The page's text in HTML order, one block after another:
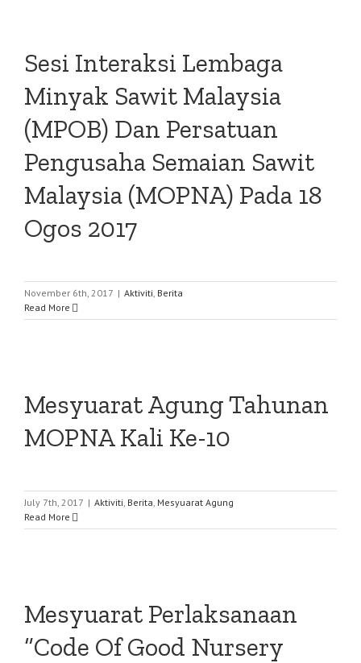
Sesi Interaksi Lembaga
Minyak Sawit Malaysia
(MPOB) Dan Persatuan
Pengusaha Semaian Sawit
Malaysia (MOPNA) Pada 18
Ogos 2017
November 6th, 2017 | Aktiviti, Berita
Read More
Mesyuarat Agung Tahunan
MOPNA Kali Ke-10
July 7th, 2017 | Aktiviti, Berita, Mesyuarat Agung
Read More
Mesyuarat Perlaksanaan
“Code Of Good Nursery